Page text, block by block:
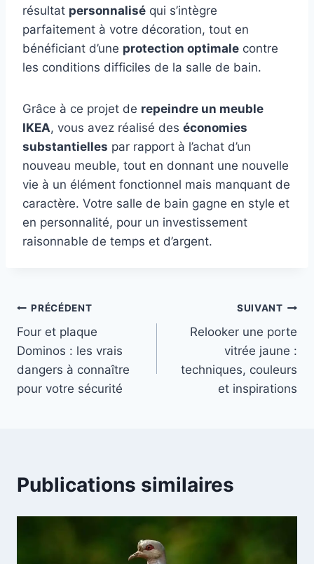
résultat personnalisé qui s’intègre
parfaitement à votre décoration, tout en
bénéficiant d’une protection optimale contre
les conditions difficiles de la salle de bain.
Grâce à ce projet de repeindre un meuble
IKEA, vous avez réalisé des économies
substantielles par rapport à l’achat d’un
nouveau meuble, tout en donnant une nouvelle
vie à un élément fonctionnel mais manquant de
caractère. Votre salle de bain gagne en style et
en personnalité, pour un investissement
raisonnable de temps et d’argent.
Navigation
de
l’article
PRÉCÉDENT
Four et plaque
Dominos : les vrais
dangers à connaître
pour votre sécurité
SUIVANT
Relooker une porte
vitrée jaune :
techniques, couleurs
et inspirations
Publications similaires